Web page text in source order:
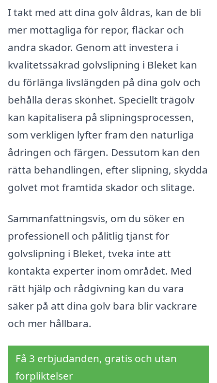
I takt med att dina golv åldras, kan de bli
mer mottagliga för repor, fläckar och
andra skador. Genom att investera i
kvalitetssäkrad golvslipning i Bleket kan
du förlänga livslängden på dina golv och
behålla deras skönhet. Speciellt trägolv
kan kapitalisera på slipningsprocessen,
som verkligen lyfter fram den naturliga
ådringen och färgen. Dessutom kan den
rätta behandlingen, efter slipning, skydda
golvet mot framtida skador och slitage.
Sammanfattningsvis, om du söker en
professionell och pålitlig tjänst för
golvslipning i Bleket, tveka inte att
kontakta experter inom området. Med
rätt hjälp och rådgivning kan du vara
säker på att dina golv bara blir vackrare
och mer hållbara.
Få 3 erbjudanden, gratis och utan
förpliktelser